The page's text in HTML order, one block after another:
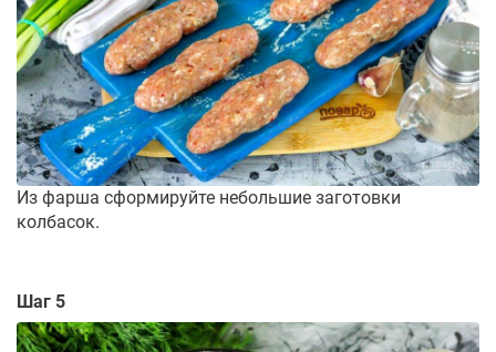
Из фарша сформируйте небольшие заготовки
колбасок.
Шаг 5